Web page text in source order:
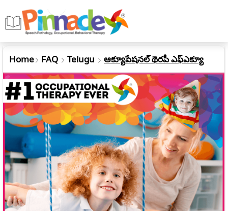
Home FAQ Telugu ఆక్యూపేషనల్ థెరపీ ఎఫ్ఎక్యూ